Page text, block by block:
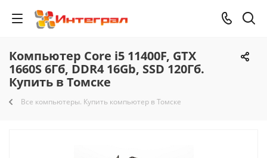
Компьютер Core i5 11400F, GTX
1660S 6Гб, DDR4 16Gb, SSD 120Гб.
Купить в Томске
Все компьютеры. Купить компьютер в Томске